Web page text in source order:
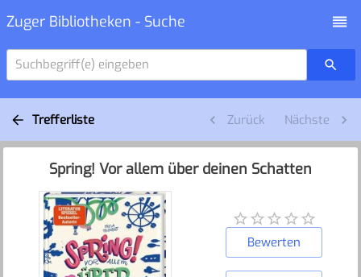
Zuger Bibliotheken - Suche
Suchbegriff(e) eingeben
Trefferliste Zurück Nächste
Spring! Vor allem über deinen Schatten
Bewerten